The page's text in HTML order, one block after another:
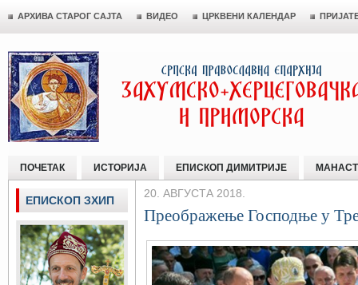
АРХИВА СТАРОГ САЈТА ВИДЕО ЦРКВЕНИ КАЛЕНДАР
ПОЧЕТАК ИСТОРИЈА ЕПИСКОП ДИМИТРИЈЕ
20. АВГУСТА 2018.
Преображење Господње у
ЕПИСКОП ЗХИП